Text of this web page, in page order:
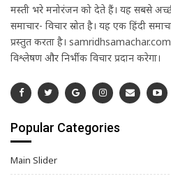
मस्ती भरे मनोरंजन को देते हैं। यह सबसे
समाचार- विचार स्रोत है। यह एक हिंदी
प्रस्तुत करता है।
विश्लेषण और निर्भीक विचार प्रदान करेगा।
Popular Categories
Main Slider